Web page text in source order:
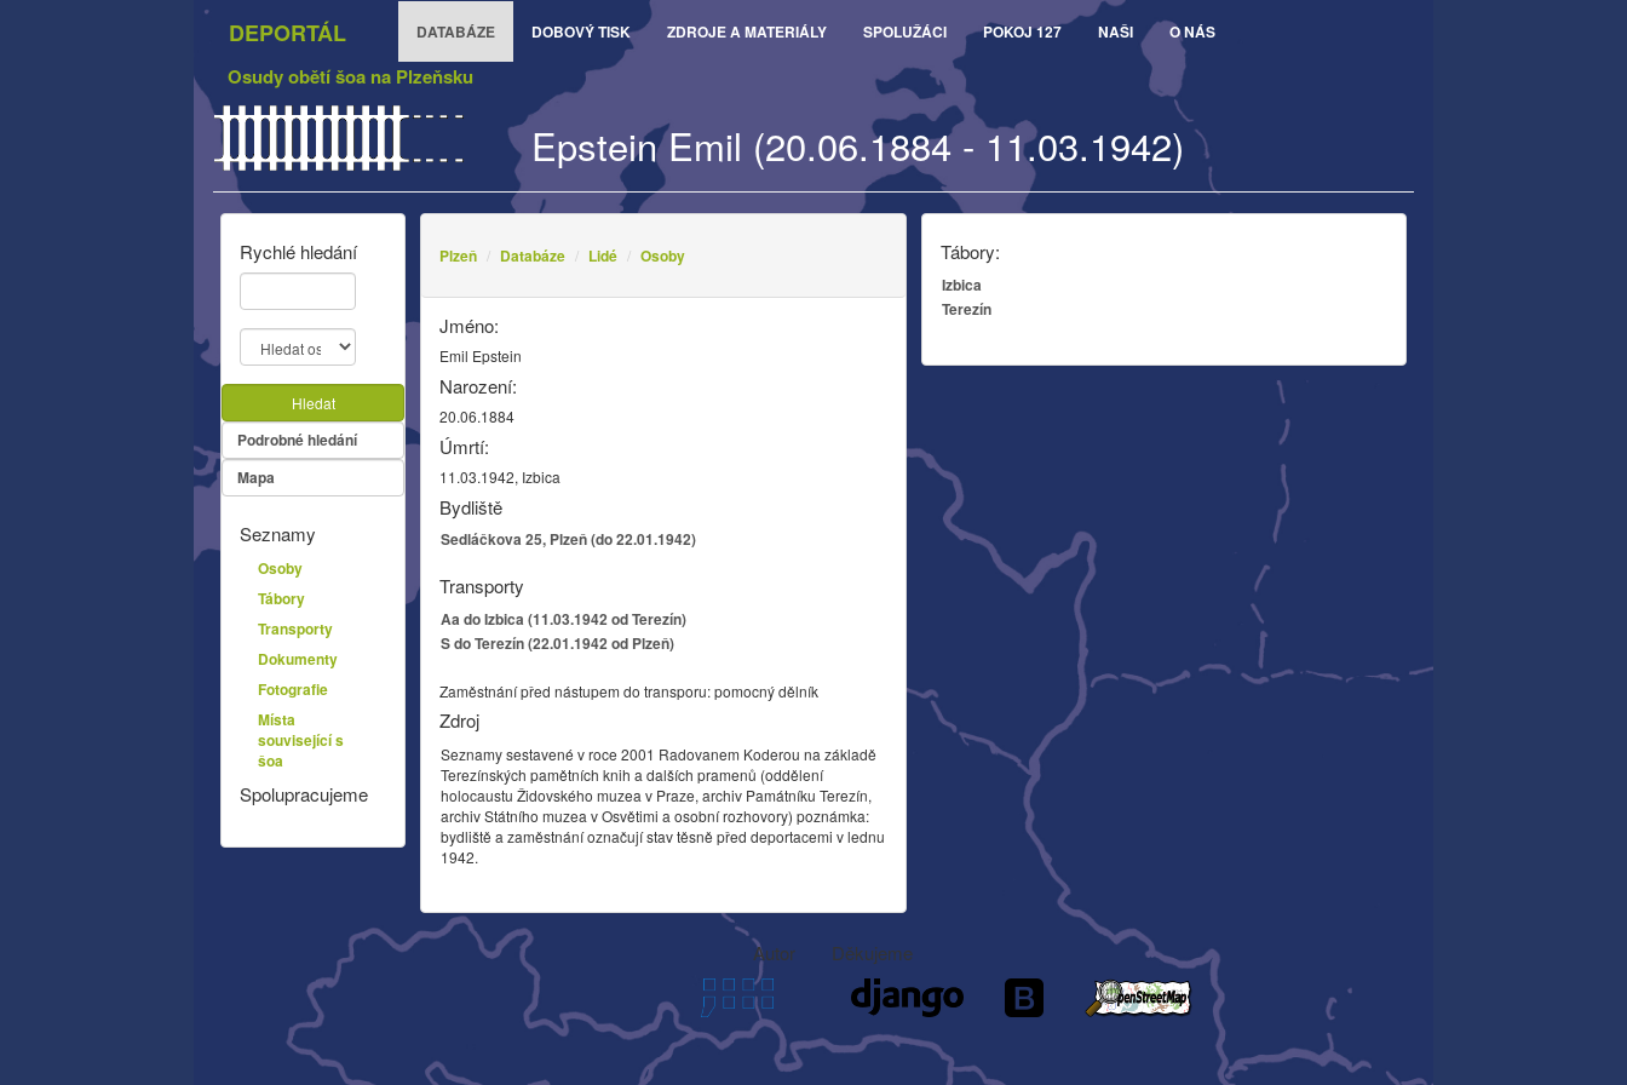
DEPORTÁL DATABÁZE DOBOVÝ TISK ZDROJE A MATERIÁLY SPOLUŽÁCI POKOJ 127 NAŠI O NÁS
Osudy obětí šoa na Plzeňsku
Epstein Emil (20.06.1884 - 11.03.1942)
Tábory:
Izbica
Terezín
Plzeň Databáze Lidé Osoby
Jméno:
Emil Epstein
Narození:
20.06.1884
Úmrtí:
11.03.1942, Izbica
Bydliště
Sedláčkova 25, Plzeň (do 22.01.1942)
Transporty
Aa do Izbica (11.03.1942 od Terezín)
S do Terezín (22.01.1942 od Plzeň)
Zaměstnání před nástupem do transporu: pomocný dělník
Zdroj
Seznamy sestavené v roce 2001 Radovanem Koderou na základě
Terezínských pamětních knih a dalších pramenů (oddělení
holocaustu Židovského muzea v Praze, archiv Památníku Terezín,
archiv Státního muzea v Osvětimi a osobní rozhovory) poznámka:
bydliště a zaměstnání označují stav těsně před deportacemi v lednu
1942.
Rychlé hledání
Hledat
Podrobné hledání
Mapa
Seznamy
Osoby
Tábory
Transporty
Dokumenty
Fotografie
Místa
související s
šoa
Spolupracujeme
Autor Děkujeme